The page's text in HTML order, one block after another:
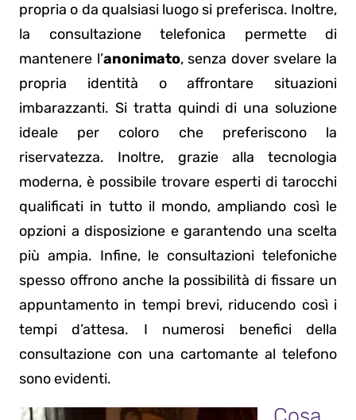
propria o da qualsiasi luogo si preferisca. Inoltre,
la consultazione telefonica permette di
mantenere l’anonimato, senza dover svelare la
propria identità o affrontare situazioni
imbarazzanti. Si tratta quindi di una soluzione
ideale per coloro che preferiscono la
riservatezza. Inoltre, grazie alla tecnologia
moderna, è possibile trovare esperti di tarocchi
qualificati in tutto il mondo, ampliando così le
opzioni a disposizione e garantendo una scelta
più ampia. Infine, le consultazioni telefoniche
spesso offrono anche la possibilità di fissare un
appuntamento in tempi brevi, riducendo così i
tempi d’attesa. I numerosi benefici della
consultazione con una cartomante al telefono
sono evidenti.